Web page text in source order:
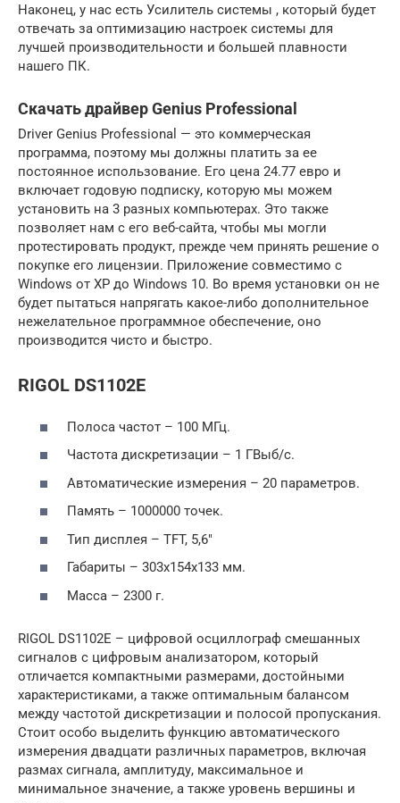
Наконец, у нас есть Усилитель системы , который будет
отвечать за оптимизацию настроек системы для
лучшей производительности и большей плавности
нашего ПК.
Скачать драйвер Genius Professional
Driver Genius Professional — это коммерческая
программа, поэтому мы должны платить за ее
постоянное использование. Его цена 24.77 евро и
включает годовую подписку, которую мы можем
установить на 3 разных компьютерах. Это также
позволяет нам с его веб-сайта, чтобы мы могли
протестировать продукт, прежде чем принять решение о
покупке его лицензии. Приложение совместимо с
Windows от XP до Windows 10. Во время установки он не
будет пытаться напрягать какое-либо дополнительное
нежелательное программное обеспечение, оно
производится чисто и быстро.
RIGOL DS1102E
Полоса частот – 100 МГц.
Частота дискретизации – 1 ГВыб/с.
Автоматические измерения – 20 параметров.
Память – 1000000 точек.
Тип дисплея – TFT, 5,6″
Габариты – 303х154х133 мм.
Масса – 2300 г.
RIGOL DS1102E – цифровой осциллограф смешанных
сигналов с цифровым анализатором, который
отличается компактными размерами, достойными
характеристиками, а также оптимальным балансом
между частотой дискретизации и полосой пропускания.
Стоит особо выделить функцию автоматического
измерения двадцати различных параметров, включая
размах сигнала, амплитуду, максимальное и
минимальное значение, а также уровень вершины и